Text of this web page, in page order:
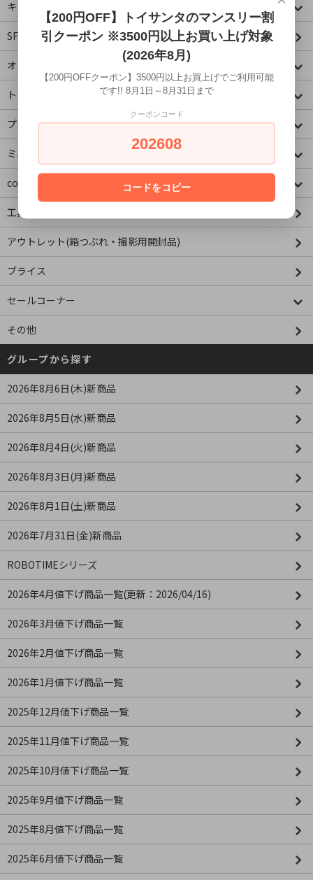
キャラクター
SF・映画・アメコミ
オリジナル
トミカコーナー
プラレールコーナー
ミニチュア&ドールハウス
concombre コンコンブル
工具・資材
アウトレット(箱つぶれ・撮影用開封品)
ブライス
セールコーナー
その他
グループから探す
2026年8月6日(木)新商品
2026年8月5日(水)新商品
2026年8月4日(火)新商品
2026年8月3日(月)新商品
2026年8月1日(土)新商品
2026年7月31日(金)新商品
ROBOTIMEシリーズ
2026年4月値下げ商品一覧(更新：2026/04/16)
2026年3月値下げ商品一覧
2026年2月値下げ商品一覧
2026年1月値下げ商品一覧
2025年12月値下げ商品一覧
2025年11月値下げ商品一覧
2025年10月値下げ商品一覧
2025年9月値下げ商品一覧
2025年8月値下げ商品一覧
2025年6月値下げ商品一覧
【200円OFF】トイサンタのマンスリー割
引クーポン ※3500円以上お買い上げ対象
(2026年8月)
【200円OFFクーポン】3500円以上お買上げでご利用可能
です!! 8月1日～8月31日まで
クーポンコード
202608
コードをコピー